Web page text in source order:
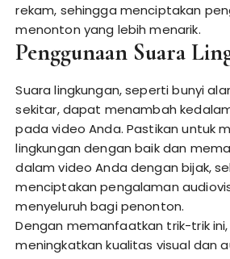
rekam, sehingga menciptakan
menonton yang lebih menarik.
Penggunaan Suara
Suara lingkungan, seperti bunyi
sekitar, dapat menambah
pada video Anda. Pastikan untuk
lingkungan dengan baik dan
dalam video Anda dengan bijak,
menciptakan pengalaman
menyeluruh bagi penonton.
Dengan memanfaatkan trik-trik
meningkatkan kualitas visual dan